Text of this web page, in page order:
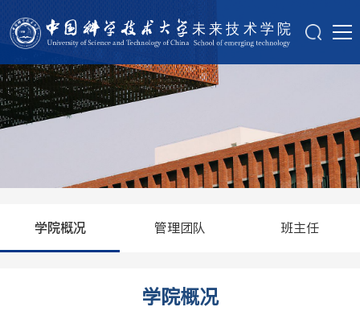
学院概况 管理团队 班主任
学院概况